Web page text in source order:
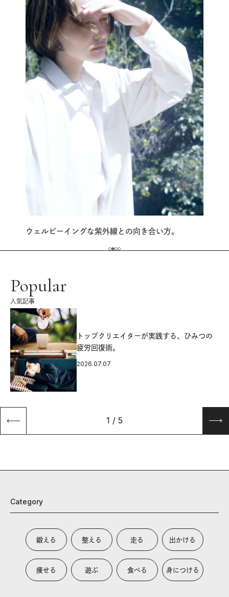
ウェルビーイングな紫外線との向き合い方。
Popular
人気記事
トップクリエイターが実践する、ひみつの
疲労回復術。
2026.07.07
1 / 5
Category
鍛える 整える 走る 出かける
痩せる 遊ぶ 食べる 身につける